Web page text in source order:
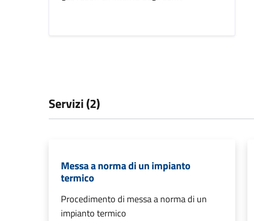
Servizi (2)
Messa a norma di un impianto
termico
Procedimento di messa a norma di un
impianto termico